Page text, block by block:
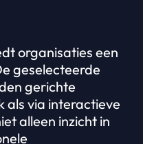
organisaties een
geselecteerde
gerichte
als via interactieve
alleen inzicht in